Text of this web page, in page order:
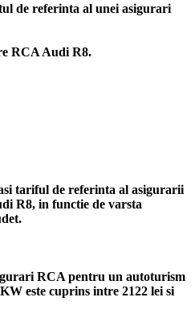
de referinta al unei asigurari
RCA Audi R8.
tariful de referinta al asigurarii
R8, in functie de varsta
RCA pentru un autoturism
este cuprins intre 2122 lei si